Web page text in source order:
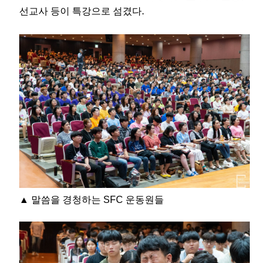
선교사 등이 특강으로 섬겼다.
▲ 말씀을 경청하는 SFC 운동원들